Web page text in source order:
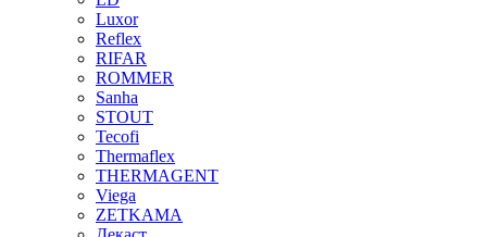
Luxor
Reflex
RIFAR
ROMMER
Sanha
STOUT
Tecofi
Thermaflex
THERMAGENT
Viega
ZETKAMA